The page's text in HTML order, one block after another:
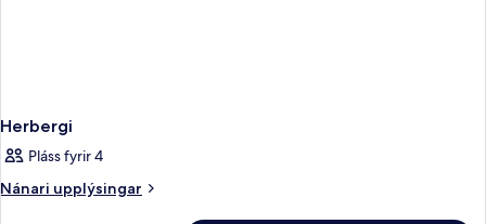
Herbergi
Pláss fyrir 4
Nánari upplýsingar
Nánari